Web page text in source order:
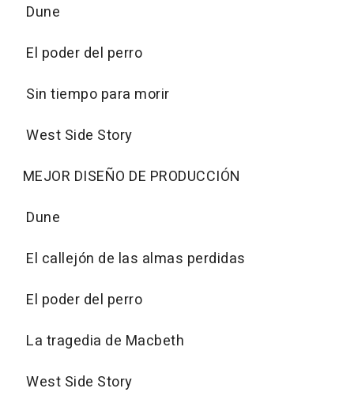
Dune
El poder del perro
Sin tiempo para morir
West Side Story
MEJOR DISEÑO DE PRODUCCIÓN
Dune
El callejón de las almas perdidas
El poder del perro
La tragedia de Macbeth
West Side Story